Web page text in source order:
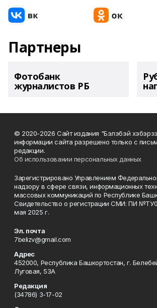
Партнеры
Фотобанк
журналистов РБ
© 2020-2026 Сайт издания "Бэлэбэй
информации сайта разрешено только с
редакции.
Об использовании персональных данных
Зарегистрировано Управлением
надзору в сфере связи, информационных
массовых коммуникаций по Республике
Свидетельство о регистрации СМИ: ПИ
мая 2025 г.
Эл. почта
7belizv@gmail.com
Адрес
452000, Республика Башкортостан, г.
Луговая, 53А
Редакция
(34786) 3-17-02